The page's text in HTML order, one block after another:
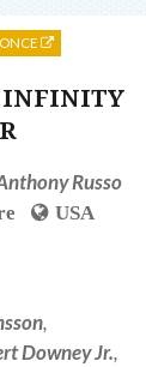
INFINITY
Russo
USA
,
Downey Jr.,